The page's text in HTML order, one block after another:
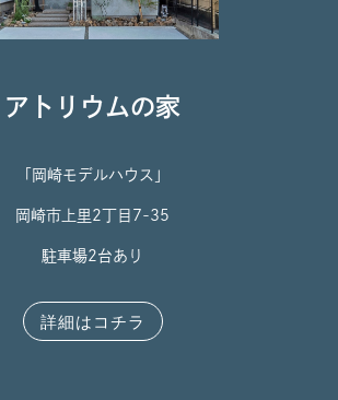
アトリウムの家
「岡崎モデルハウス」
岡崎市上里2丁目7-35
駐車場2台あり
詳細はコチラ